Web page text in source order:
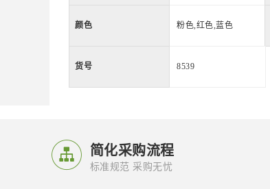
颜色 粉色,红色,蓝色
货号 8539
 简化采购流程
标准规范 采购无忧